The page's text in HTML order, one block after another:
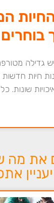
גדילה
חיות חדשות
שונות.
את מה